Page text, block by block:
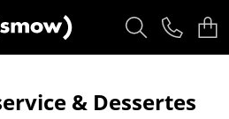
& Dessertes